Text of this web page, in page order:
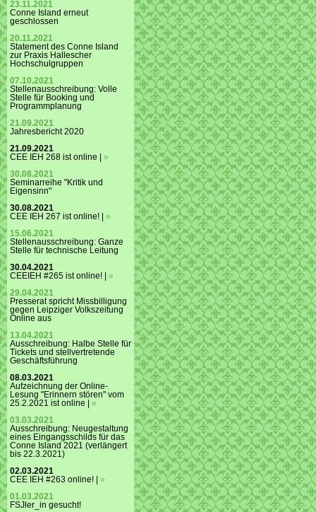
23.11.2021
Conne Island erneut
geschlossen
20.11.2021
Statement des Conne Island
zur Praxis Hallescher
Hochschulgruppen
07.10.2021
Stellenausschreibung: Volle
Stelle für Booking und
Programmplanung
21.09.2021
Jahresbericht 2020
21.09.2021
CEE IEH 268 ist online | »
30.08.2021
Seminarreihe "Kritik und
Eigensinn"
30.08.2021
CEE IEH 267 ist online! | »
15.06.2021
Stellenausschreibung: Ganze
Stelle für technische Leitung
30.04.2021
CEEIEH #265 ist online! | »
29.04.2021
Presserat spricht Missbilligung
gegen Leipziger Volkszeitung
Online aus
13.04.2021
Ausschreibung: Halbe Stelle für
Tickets und stellvertretende
Geschäftsführung
08.03.2021
Aufzeichnung der Online-
Lesung "Erinnern stören" vom
25.2.2021 ist online | »
03.03.2021
Ausschreibung: Neugestaltung
eines Eingangsschilds für das
Conne Island 2021 (verlängert
bis 22.3.2021)
02.03.2021
CEE IEH #263 online! | »
01.03.2021
FSJler_in gesucht!